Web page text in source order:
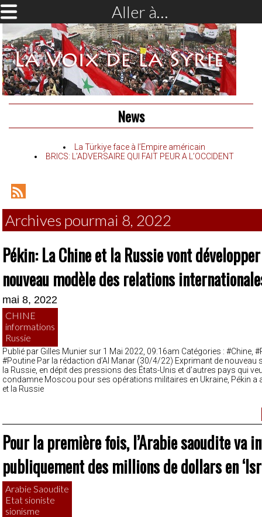
Aller à…
News
La Türkiye face à l’Empire américain
BRICS: L’ADVERSAIRE QUI FAIT PEUR A L’OCCIDENT
RSS
Feed
Archives pourmai 8, 2022
Pékin: La Chine et la Russie vont
nouveau modèle des relations
mai 8, 2022
CHINE
informations
Russie
Publié par Gilles Munier sur 1 Mai 2022, 09:16am Catégories : #Chine,
#Poutine Par la rédaction d’Al Manar (30/4/22) Exprimant de nouveau
la Russie, en dépit des pressions des États-Unis et d’autres pays qui
condamne Moscou pour ses opérations militaires en Ukraine, Pékin a
et la Russie
Pour la première fois, l’Arabie saoudite va
publiquement des millions de dollars en
Arabie Saoudite
Etat sioniste
sionisme